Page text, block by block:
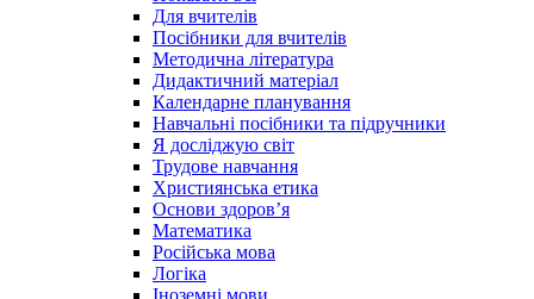
Для вчителів
Посібники для вчителів
Методична література
Дидактичний матеріал
Календарне планування
Навчальні посібники та підручники
Я досліджую світ
Трудове навчання
Християнська етика
Основи здоров’я
Математика
Російська мова
Логіка
Іноземні мови